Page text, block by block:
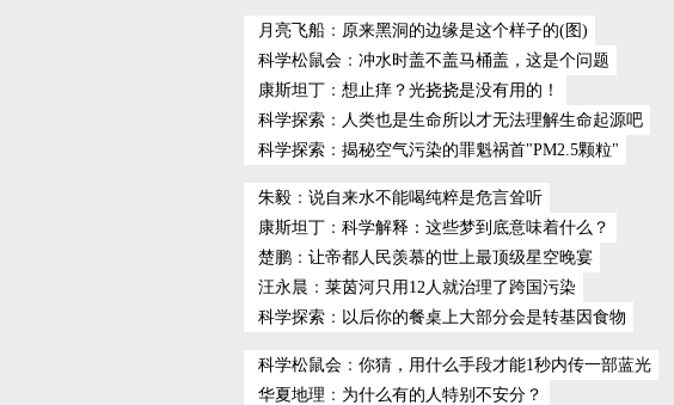
月亮飞船 ： 原来黑洞的边缘是这个样子的(图)
科学松鼠会 ： 冲水时盖不盖马桶盖，这是个问题
康斯坦丁 ： 想止痒？光挠挠是没有用的！
科学探索 ： 人类也是生命所以才无法理解生命起源吧
科学探索 ： 揭秘空气污染的罪魁祸首"PM2.5颗粒"
朱毅 ： 说自来水不能喝纯粹是危言耸听
康斯坦丁 ： 科学解释：这些梦到底意味着什么？
楚鹏 ： 让帝都人民羡慕的世上最顶级星空晚宴
汪永晨 ： 莱茵河只用12人就治理了跨国污染
科学探索 ： 以后你的餐桌上大部分会是转基因食物
科学松鼠会 ： 你猜，用什么手段才能1秒内传一部蓝光
华夏地理 ： 为什么有的人特别不安分？